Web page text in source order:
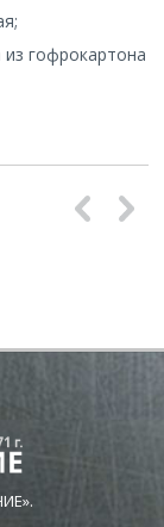
из гофрокартона